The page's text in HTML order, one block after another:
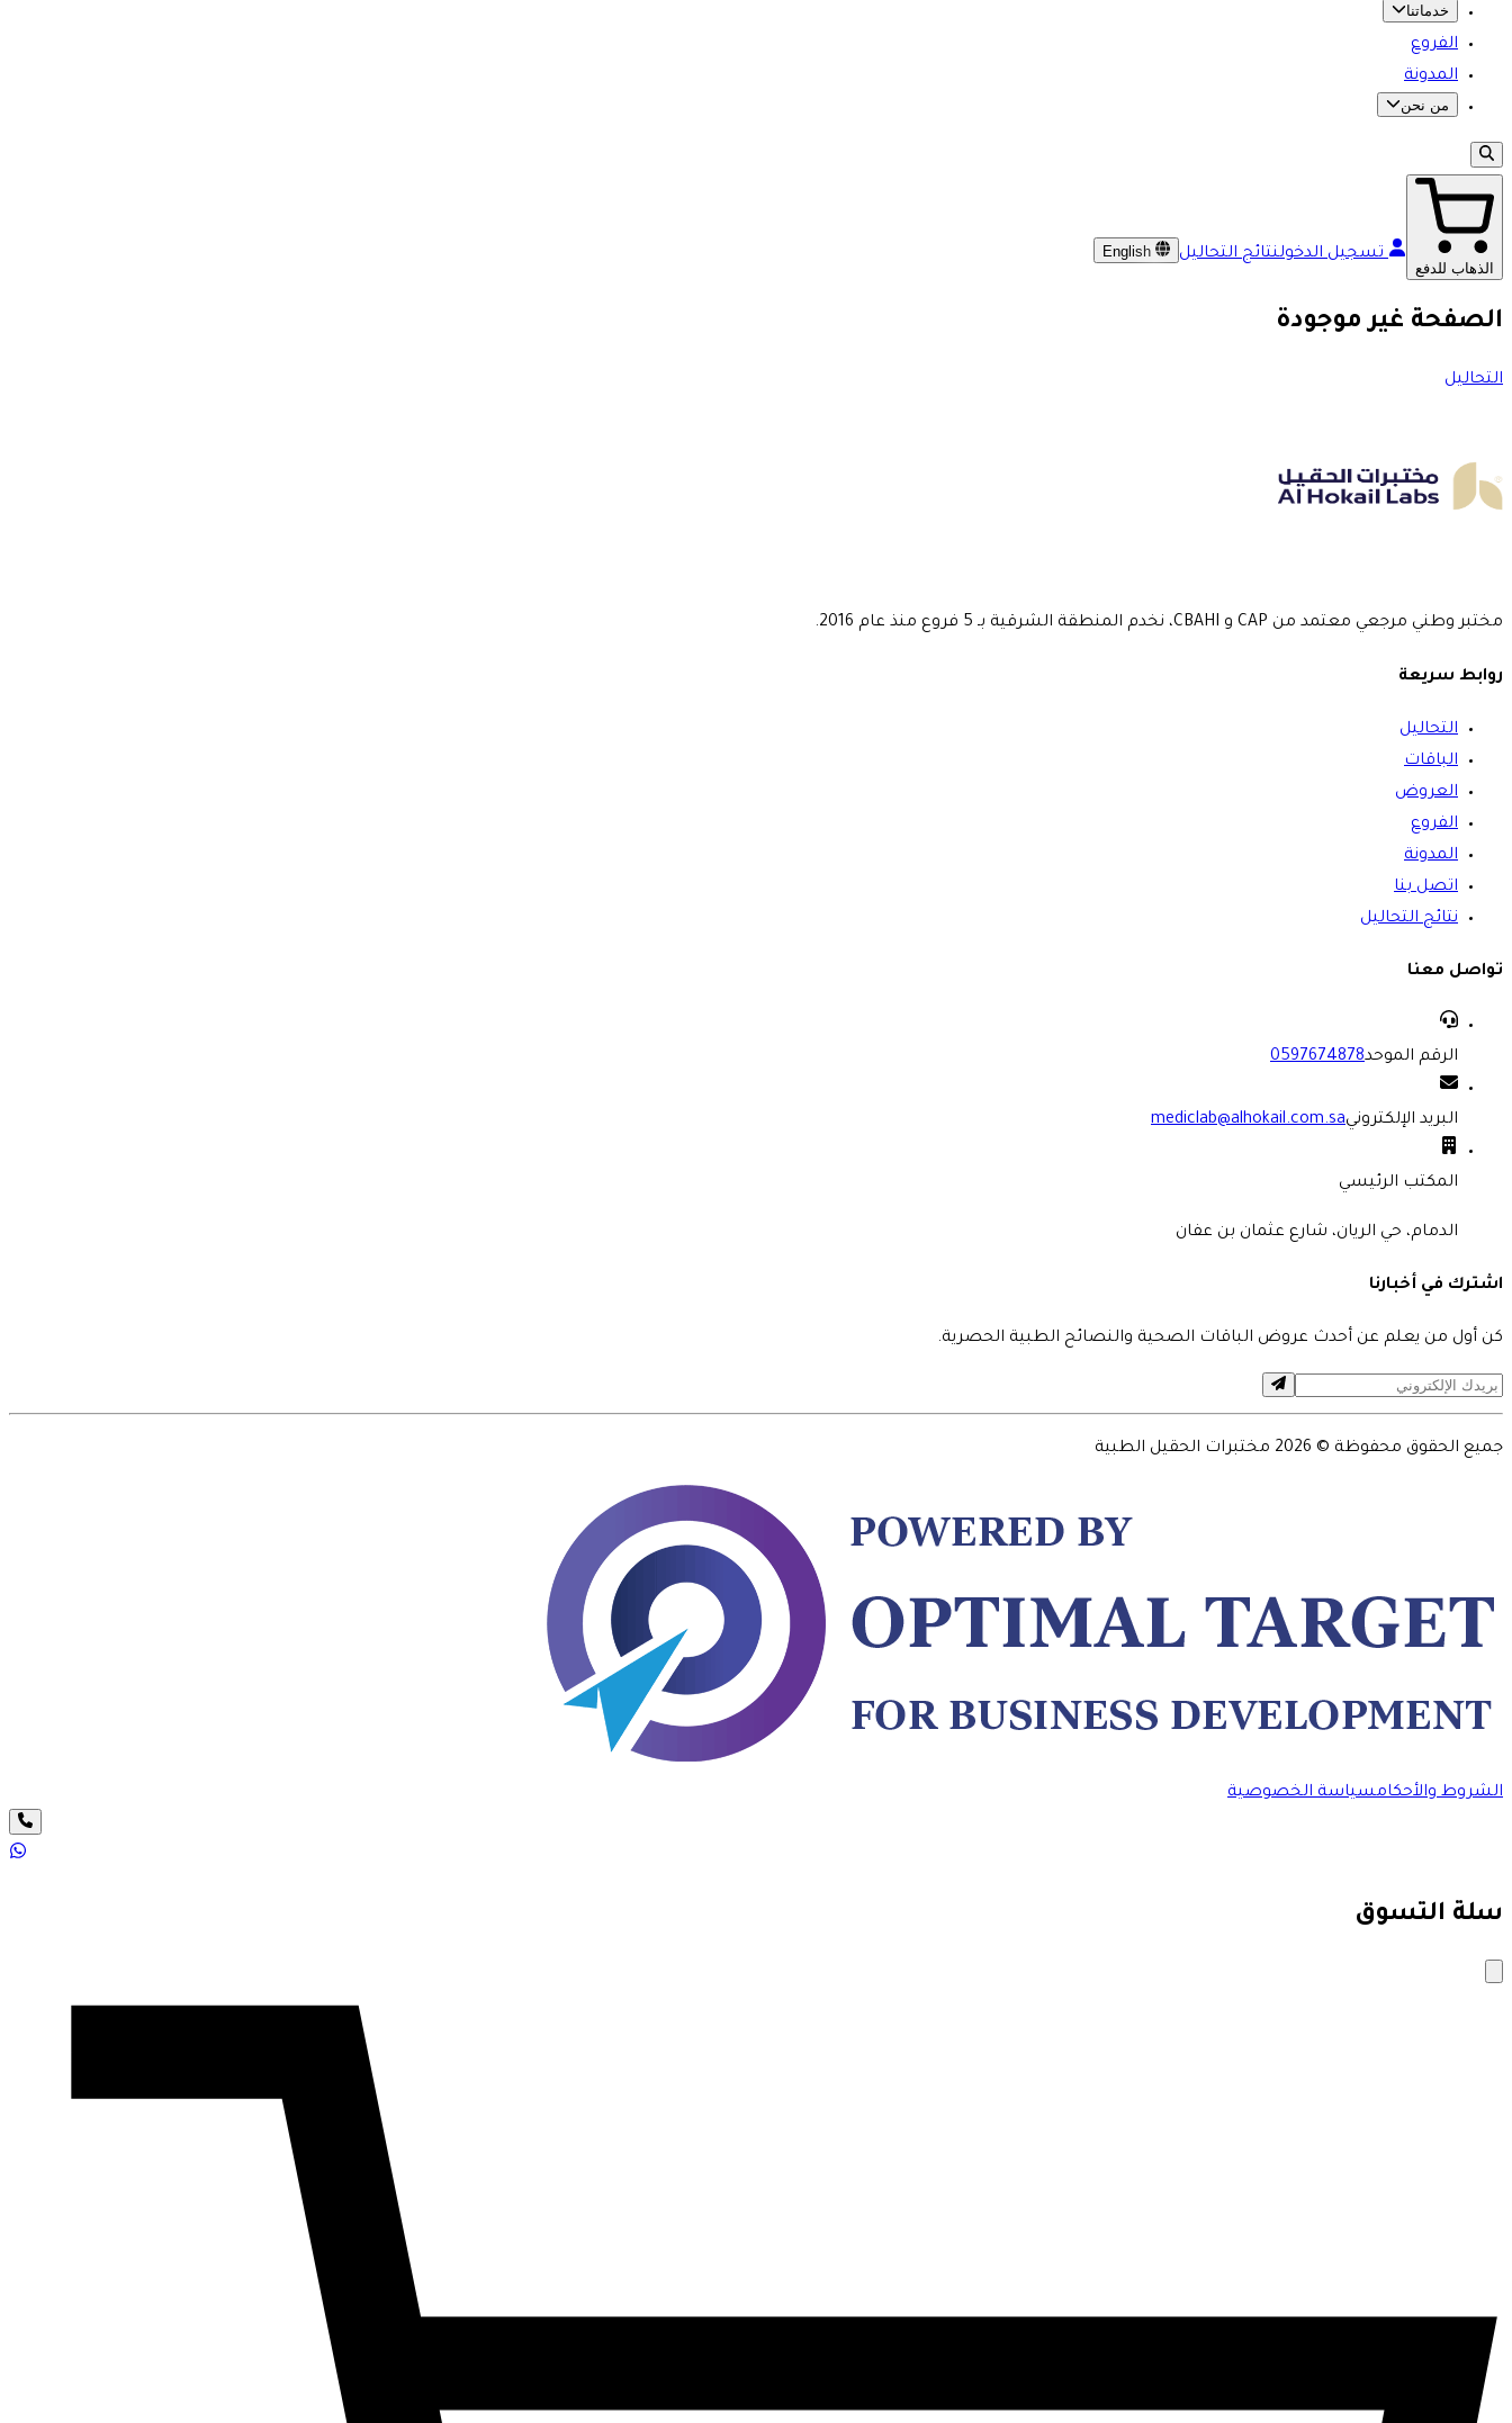
خدماتنا
الفروع
المدونة
من نحن
الذهاب للدفع
تسجيل الدخولنتائج التحاليل English
الصفحة غير موجودة
التحاليل
مختبر وطني مرجعي معتمد من CAP و CBAHI، نخدم المنطقة الشرقية بـ 5 فروع منذ عام 2016.
روابط سريعة
التحاليل
الباقات
العروض
الفروع
المدونة
اتصل بنا
نتائج التحاليل
تواصل معنا
الرقم الموحد0597674878
البريد الإلكترونيmediclab@alhokail.com.sa
المكتب الرئيسي
الدمام، حي الريان، شارع عثمان بن عفان
اشترك في أخبارنا
كن أول من يعلم عن أحدث عروض الباقات الصحية والنصائح الطبية الحصرية.
جميع الحقوق محفوظة © 2026 مختبرات الحقيل الطبية
الشروط والأحكامسياسة الخصوصية
سلة التسوق